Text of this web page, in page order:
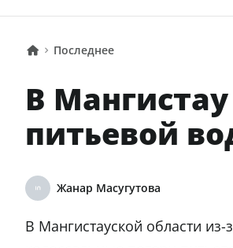
Последнее
В
питьевой
Жанар Масугутова
В Мангистауской области